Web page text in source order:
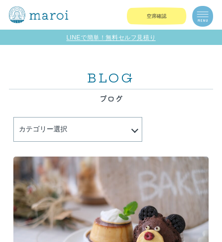
空席確認
LINEで簡単！無料セルフ見積り
BLOG
ブログ